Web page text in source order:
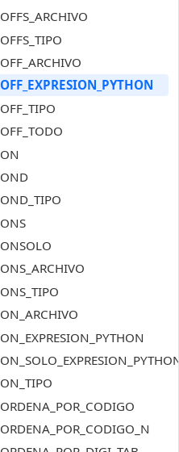
OFFS_ARCHIVO
OFFS_TIPO
OFF_ARCHIVO
OFF_EXPRESION_PYTHON
OFF_TIPO
OFF_TODO
ON
OND
OND_TIPO
ONS
ONSOLO
ONS_ARCHIVO
ONS_TIPO
ON_ARCHIVO
ON_EXPRESION_PYTHON
ON_SOLO_EXPRESION_PYTHON
ON_TIPO
ORDENA_POR_CODIGO
ORDENA_POR_CODIGO_N